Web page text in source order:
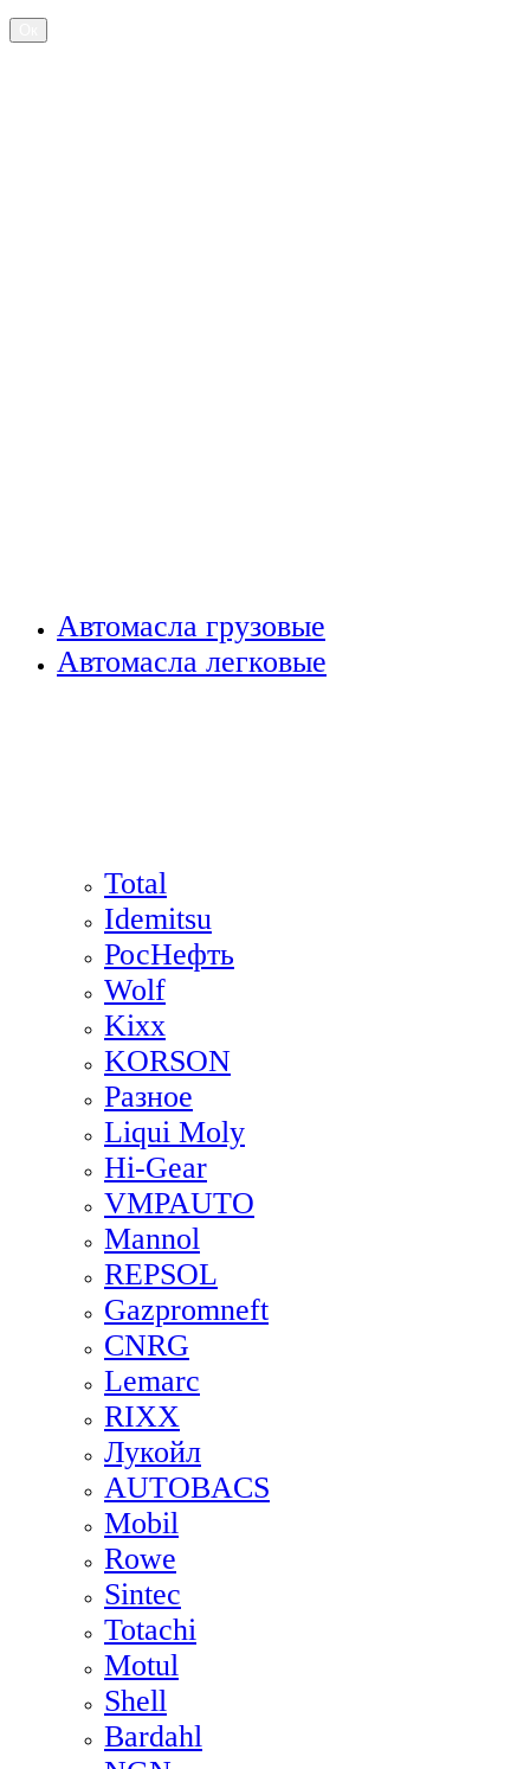
Автомасла грузовые
Автомасла легковые
Total
Idemitsu
РосНефть
Wolf
Kixx
KORSON
Разное
Liqui Moly
Hi-Gear
VMPAUTO
Mannol
REPSOL
Gazpromneft
CNRG
Lemarc
RIXX
Лукойл
AUTOBACS
Mobil
Rowe
Sintec
Totachi
Motul
Shell
Bardahl